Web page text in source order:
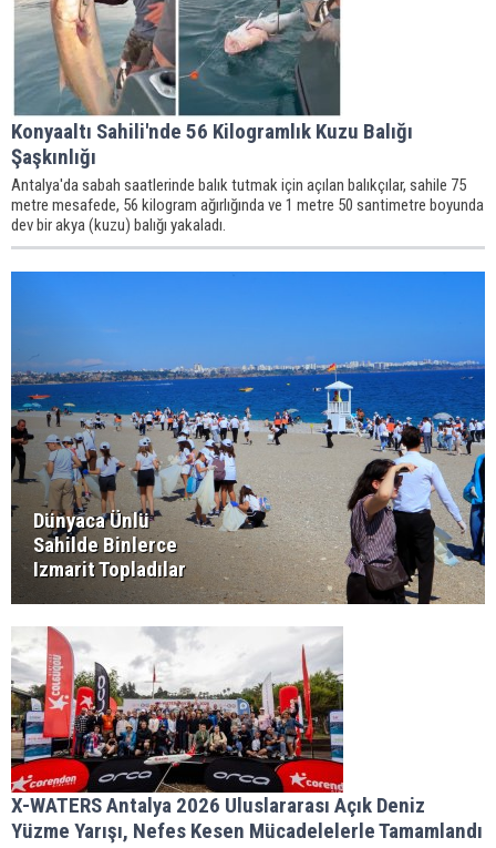
Konyaaltı Sahili'nde 56 Kilogramlık Kuzu Balığı
Şaşkınlığı
Antalya'da sabah saatlerinde balık tutmak için açılan balıkçılar, sahile 75
metre mesafede, 56 kilogram ağırlığında ve 1 metre 50 santimetre boyunda
dev bir akya (kuzu) balığı yakaladı.
Dünyaca Ünlü
Sahilde Binlerce
Izmarit Topladılar
X-WATERS Antalya 2026 Uluslararası Açık Deniz
Yüzme Yarışı, Nefes Kesen Mücadelelerle Tamamlandı